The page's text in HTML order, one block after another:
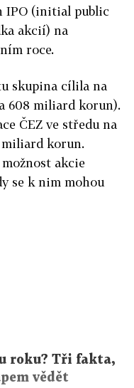
IPO (initial public
akcií) na
roce.
skupina cílila na
608 miliard korun).
ČEZ ve středu na
miliard korun.
akcie
se k nim mohou
roku? Tři fakta,
vědět